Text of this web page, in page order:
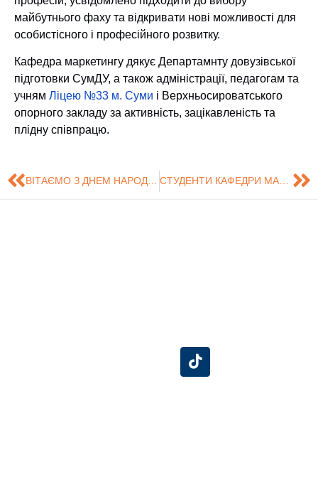
майбутнього фаху та відкривати нові можливості для
особистісного і професійного розвитку.
Кафедра маркетингу дякує Департамнту довузівської
підготовки СумДУ, а також адміністрації, педагогам та
учням Ліцею №33 м. Суми і Верхньосироватського
опорного закладу за активність, зацікавленість та
плідну співпрацю.
СТУДЕНТИ КАФЕДРИ МАРКЕТИНГУ СЕРЕД ПЕРЕМОЖЦІВ МІЖНАРОДНОГО КОНКУРСУ КВАЛІФІКАЦІЙНИХ РОБІТ!